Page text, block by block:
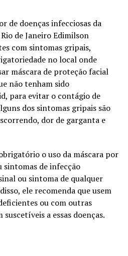
de doenças infecciosas da
de Janeiro Edimilson
com sintomas gripais,
no local onde
máscara de proteção facial
não tenham sido
para evitar o contágio de
dos sintomas gripais são
dor de garganta e
o uso da máscara por
sintomas de infecção
ou sintoma de qualquer
ele recomenda que usem
ou com outras
a essas doenças.